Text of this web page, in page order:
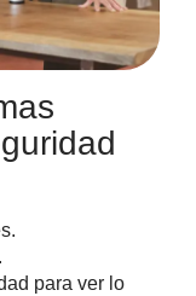
para ver lo